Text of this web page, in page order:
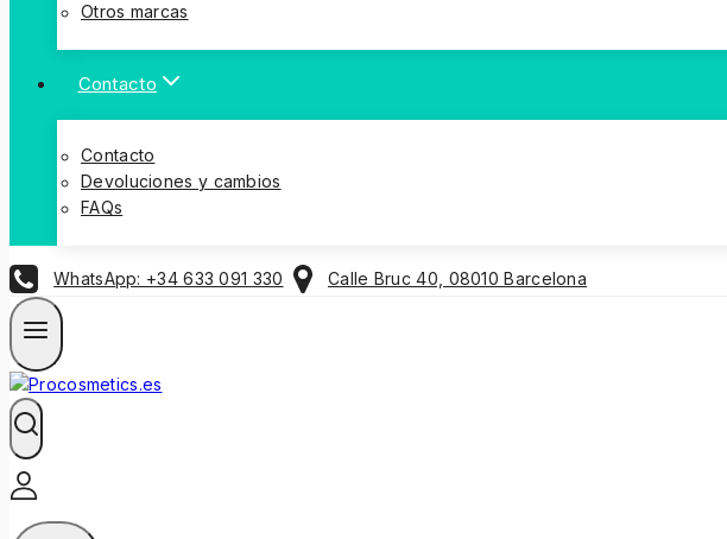
Otros marcas
Contacto
Contacto
Devoluciones y cambios
FAQs
WhatsApp: +34 633 091 330 Calle Bruc 40, 08010 Barcelona